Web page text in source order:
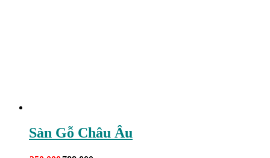
Sàn Gỗ Châu Âu